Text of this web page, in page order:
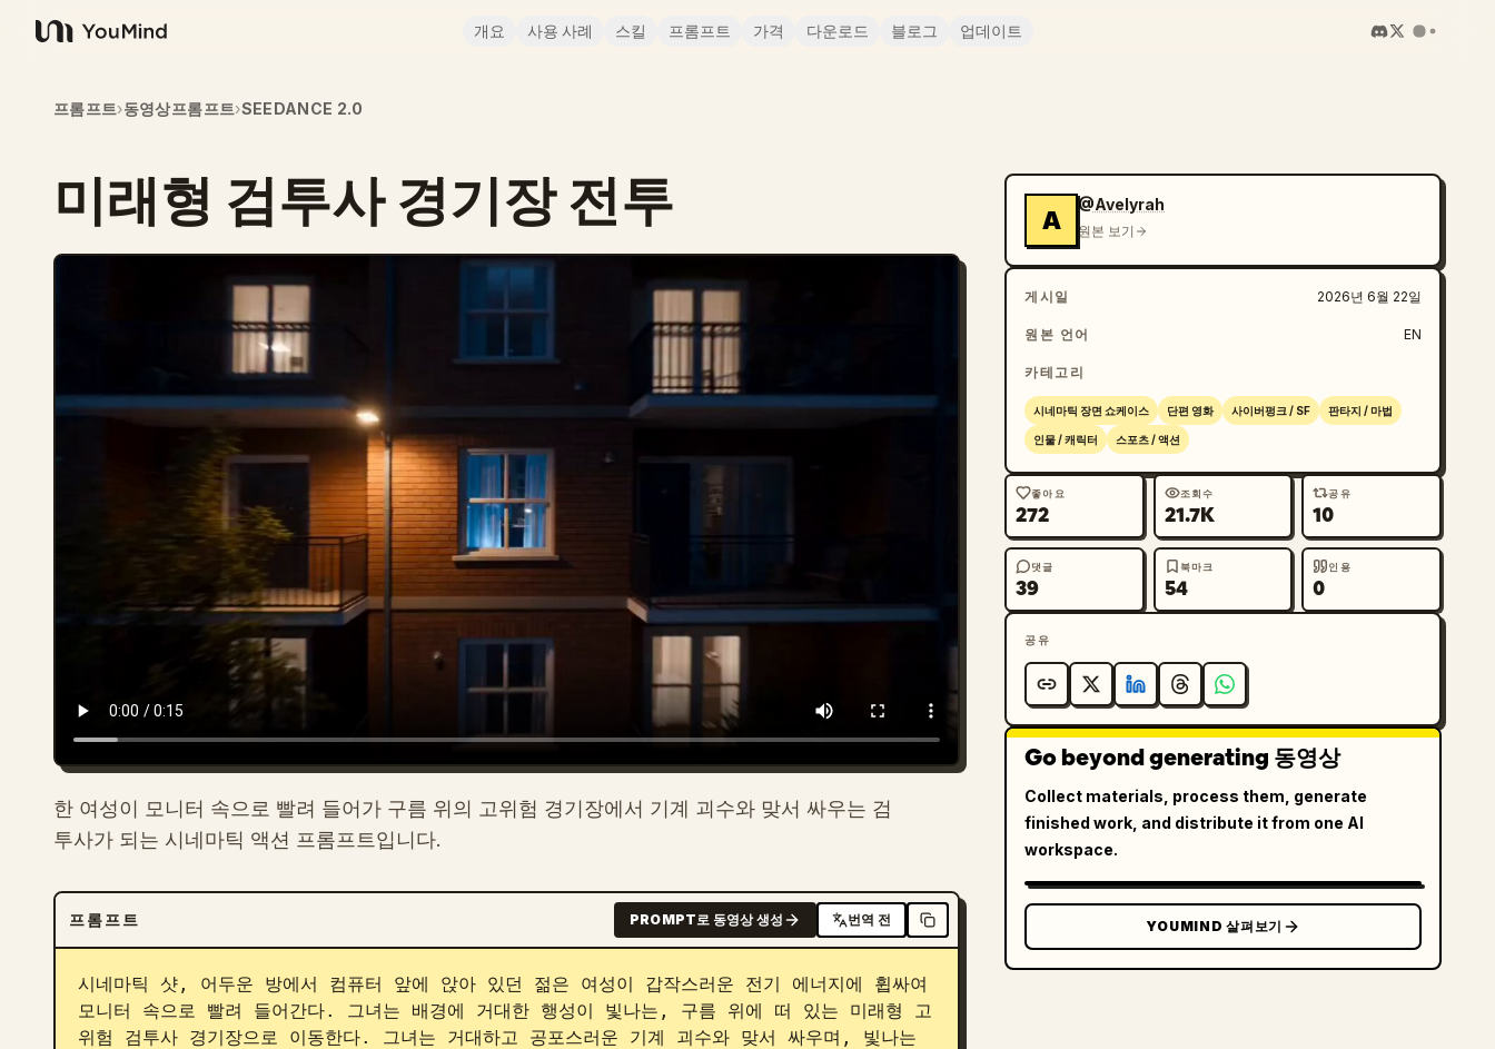
YouMind
개요 사용 사례 스킬 프롬프트 가격 다운로드 블로그 업데이트
프롬프트›동영상프롬프트›SEEDANCE 2.0
미래형 검투사 경기장 전투
한 여성이 모니터 속으로 빨려 들어가 구름 위의 고위험 경기장에서 기계 괴수와 맞서 싸우는 검
투사가 되는 시네마틱 액션 프롬프트입니다.
프롬프트 PROMPT로 동영상 생성 번역 전
시네마틱 샷, 어두운 방에서 컴퓨터 앞에 앉아 있던 젊은 여성이 갑작스러운 전기 에너지에 휩싸여
모니터 속으로 빨려 들어간다. 그녀는 배경에 거대한 행성이 빛나는, 구름 위에 떠 있는 미래형 고
위험 검투사 경기장으로 이동한다. 그녀는 거대하고 공포스러운 기계 괴수와 맞서 싸우며, 빛나는
A
@Avelyrah
원본 보기
게시일 2026년 6월 22일
원본 언어 EN
카테고리
시네마틱 장면 쇼케이스 단편 영화 사이버펑크 / SF 판타지 / 마법
인물 / 캐릭터 스포츠 / 액션
좋아요
272
조회수
21.7K
공유
10
댓글
39
북마크
54
인용
0
공유
Go beyond generating 동영상
Collect materials, process them, generate
finished work, and distribute it from one AI
workspace.
YOUMIND 살펴보기